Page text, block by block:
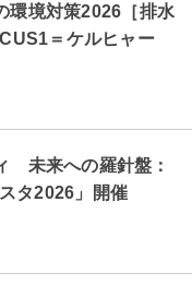
環境対策2026［排水
＝ケルヒャー
未来への羅針盤：
スタ2026」開催